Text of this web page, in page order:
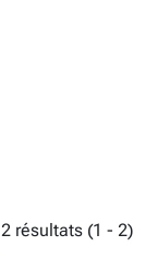
2 résultats (1 - 2)